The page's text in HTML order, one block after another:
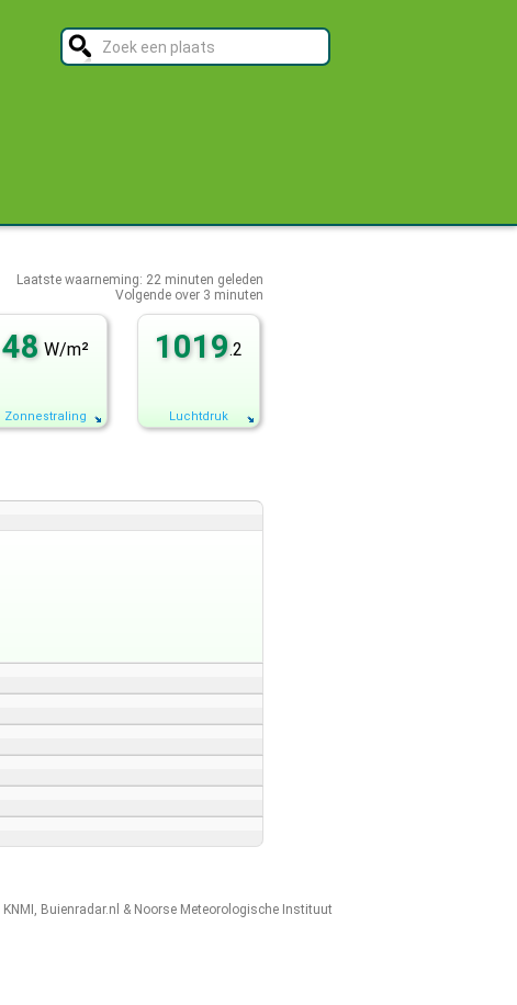
Laatste waarneming: 22minuten geleden
Volgende over 3 minuten
48 W/m²
Zonnestraling
1019.2
Luchtdruk
KNMI , Buienradar.nl & Noorse Meteorologische Instituut